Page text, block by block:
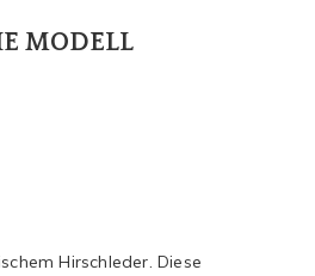
MODELL
Hirschleder. Diese